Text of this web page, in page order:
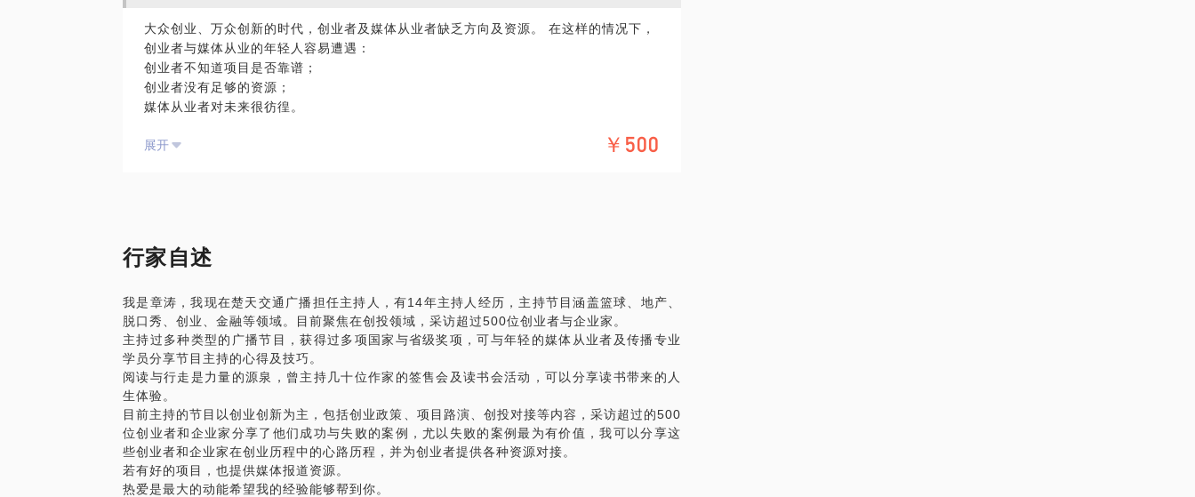
大众创业、万众创新的时代，创业者及媒体从业者缺乏方向及资源。 在这样的情况下，
创业者与媒体从业的年轻人容易遭遇：
创业者不知道项目是否靠谱；
创业者没有足够的资源；
媒体从业者对未来很彷徨。
源。 我愿意与你分享的内容包括：
题。请把你的问题提前发给我，方便我做更精确的准备，提升见面效率。期待与你的见
面。
展开 ￥500
行家自述
我是章涛，我现在楚天交通广播担任主持人，有14年主持人经历，主持节目涵盖篮球、地产、
脱口秀、创业、金融等领域。目前聚焦在创投领域，采访超过500位创业者与企业家。
主持过多种类型的广播节目，获得过多项国家与省级奖项，可与年轻的媒体从业者及传播专业
学员分享节目主持的心得及技巧。
阅读与行走是力量的源泉，曾主持几十位作家的签售会及读书会活动，可以分享读书带来的人
生体验。
目前主持的节目以创业创新为主，包括创业政策、项目路演、创投对接等内容，采访超过的500
位创业者和企业家分享了他们成功与失败的案例，尤以失败的案例最为有价值，我可以分享这
些创业者和企业家在创业历程中的心路历程，并为创业者提供各种资源对接。
若有好的项目，也提供媒体报道资源。
热爱是最大的动能希望我的经验能够帮到你。